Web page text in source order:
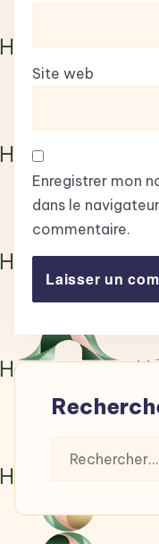
Site web
Enregistrer mon
dans le
commentaire.